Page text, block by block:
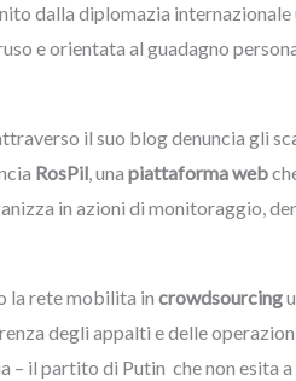
dalla diplomazia internazionale
e orientata al guadagno
il suo blog denuncia gli
RosPil, una piattaforma web
in azioni di monitoraggio,
la rete mobilita in crowdsourcing
degli appalti e delle
– il partito di Putin che non esita